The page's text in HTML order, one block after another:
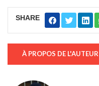
SHARE
À PROPOS DE L'AUTEUR